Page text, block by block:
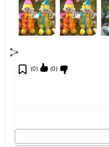
(
0
) (
0
)